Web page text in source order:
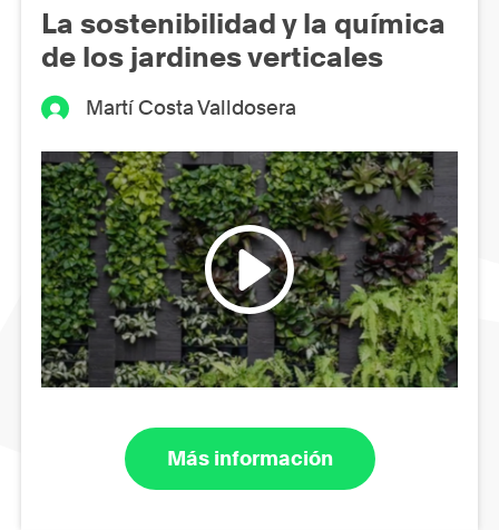
La sostenibilidad y la química
de los jardines verticales
Martí Costa Valldosera
Más información